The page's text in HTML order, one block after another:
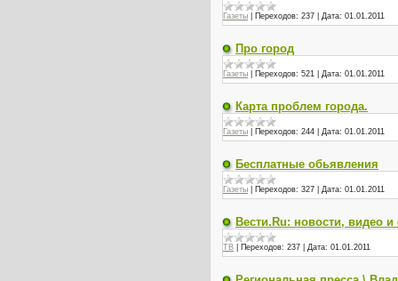
Газеты Переходов: 237 Дата: 01.01.2011
Про город
Газеты Переходов: 521 Дата: 01.01.2011
Карта проблем города.
Газеты Переходов: 244 Дата: 01.01.2011
Бесплатные обьявления
Газеты Переходов: 327 Дата: 01.01.2011
Вести.Ru: новости, видео
ТВ Переходов: 237 Дата: 01.01.2011